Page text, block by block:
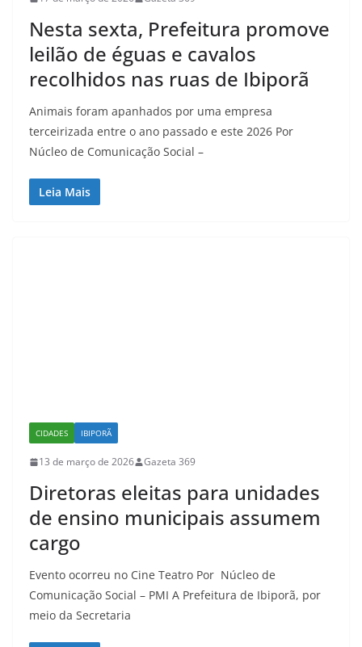
Nesta sexta, Prefeitura promove
leilão de éguas e cavalos
recolhidos nas ruas de Ibiporã
Animais foram apanhados por uma empresa
terceirizada entre o ano passado e este 2026 Por
Núcleo de Comunicação Social –
Leia Mais
CIDADES IBIPORÃ
13 de março de 2026 Gazeta 369
Diretoras eleitas para unidades
de ensino municipais assumem
cargo
Evento ocorreu no Cine Teatro Por Núcleo de
Comunicação Social – PMI A Prefeitura de Ibiporã, por
meio da Secretaria